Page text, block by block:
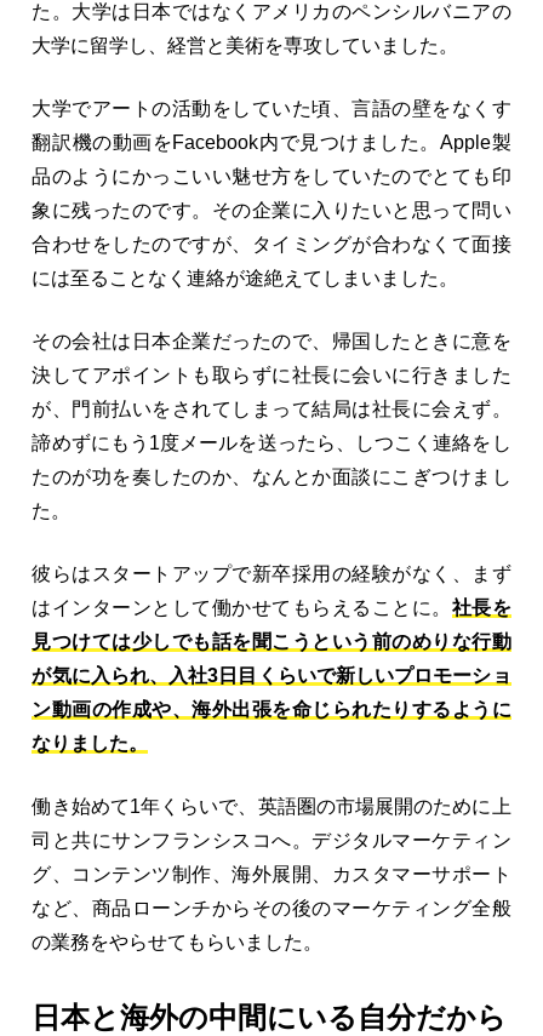
た。大学は日本ではなくアメリカのペンシルバニアの
大学に留学し、経営と美術を専攻していました。
大学でアートの活動をしていた頃、言語の壁をなくす
翻訳機の動画をFacebook内で見つけました。Apple製
品のようにかっこいい魅せ方をしていたのでとても印
象に残ったのです。その企業に入りたいと思って問い
合わせをしたのですが、タイミングが合わなくて面接
には至ることなく連絡が途絶えてしまいました。
その会社は日本企業だったので、帰国したときに意を
決してアポイントも取らずに社長に会いに行きました
が、門前払いをされてしまって結局は社長に会えず。
諦めずにもう1度メールを送ったら、しつこく連絡をし
たのが功を奏したのか、なんとか面談にこぎつけまし
た。
彼らはスタートアップで新卒採用の経験がなく、まず
はインターンとして働かせてもらえることに。 社長を
見つけては少しでも話を聞こうという前のめりな行動
が気に入られ、入社3日目くらいで新しいプロモーショ
ン動画の作成や、海外出張を命じられたりするように
なりました。
働き始めて1年くらいで、英語圏の市場展開のために上
司と共にサンフランシスコへ。デジタルマーケティン
グ、コンテンツ制作、海外展開、カスタマーサポート
など、商品ローンチからその後のマーケティング全般
の業務をやらせてもらいました。
日本と海外の中間にいる自分だから